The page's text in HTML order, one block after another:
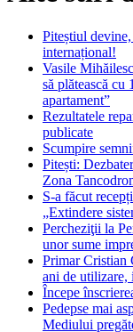
Piteștiul
internațional!
Vasile
să plătească cu
apartament”
Rezultatele
publicate
Scumpire
Pitești:
Zona
S-a făcut
„Extindere
Percheziţii la
unor sume
Primar Cristian
ani de utilizare,
Începe
Pedepse mai
Mediului